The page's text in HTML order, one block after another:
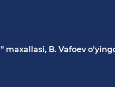
maxallasi, B. Vafoev